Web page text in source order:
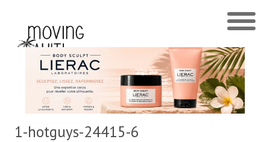
1-hotguys-24415-6